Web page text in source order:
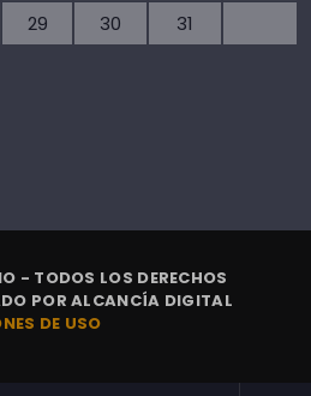
29 30
31
- TODOS LOS DERECHOS
PORALCANCÍA DIGITAL
DE USO